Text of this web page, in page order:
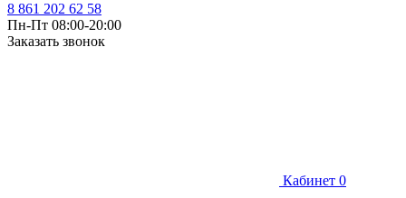
8 861 202 62 58
Пн-Пт 08:00-20:00
Заказать звонок
Кабинет 0